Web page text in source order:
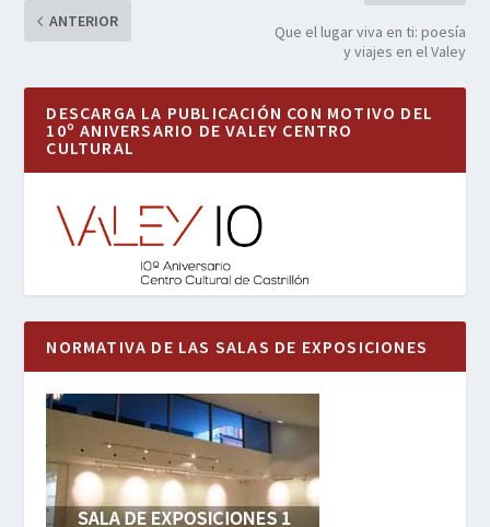
ANTERIOR
Que el lugar viva en ti: poesía
y viajes en el Valey
DESCARGA LA PUBLICACIÓN CON MOTIVO DEL
10º ANIVERSARIO DE VALEY CENTRO
CULTURAL
NORMATIVA DE LAS SALAS DE EXPOSICIONES